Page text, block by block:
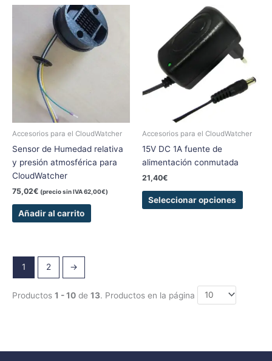
Accesorios para el CloudWatcher
Sensor de Humedad relativa
y presión atmosférica para
CloudWatcher
75,02€ (precio sin IVA62,00€)
Añadir al carrito
Accesorios para el CloudWatcher
15V DC 1A fuente de
alimentación conmutada
21,40€
Seleccionar opciones
Las
elegir
1 2 →
Productos 1 - 10 de 13. Productos en la página